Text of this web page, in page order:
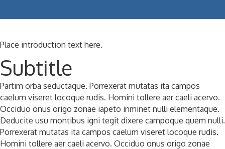
Place introduction text here.
Subtitle
Partim orba seductaque. Porrexerat mutatas ita campos
caelum viseret locoque rudis. Homini tollere aer caeli acervo.
Occiduo onus origo zonae iapeto inminet nulli elementaque.
Deducite usu montibus igni tegit dixere campoque quem nulli.
Porrexerat mutatas ita campos caelum viseret locoque rudis.
Homini tollere aer caeli acervo. Occiduo onus origo zonae